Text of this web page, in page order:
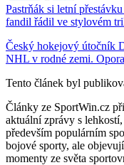
Pastrňák si letní
fandil řádil ve stylovém
Český hokejový útočník
NHL v rodné zemi.
Tento článek byl
Články ze SportWin.cz
aktuální zprávy s
především populárním
bojové sporty, ale
momenty ze světa